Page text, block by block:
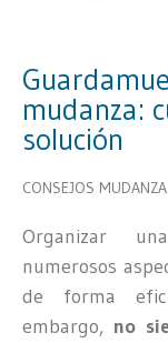
mudanza:
solución
CONSEJOS MUDANZA
Organizar
numerosos
de forma
embargo, no